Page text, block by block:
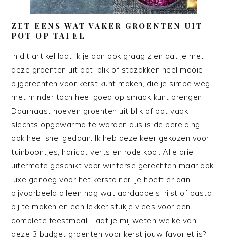
ZET EENS WAT VAKER GROENTEN UIT
POT OP TAFEL
In dit artikel laat ik je dan ook graag zien dat je met
deze groenten uit pot, blik of stazakken heel mooie
bijgerechten voor kerst kunt maken, die je simpelweg
met minder toch heel goed op smaak kunt brengen.
Daarnaast hoeven groenten uit blik of pot vaak
slechts opgewarmd te worden dus is de bereiding
ook heel snel gedaan. Ik heb deze keer gekozen voor
tuinboontjes, haricot verts en rode kool. Alle drie
uitermate geschikt voor winterse gerechten maar ook
luxe genoeg voor het kerstdiner. Je hoeft er dan
bijvoorbeeld alleen nog wat aardappels, rijst of pasta
bij te maken en een lekker stukje vlees voor een
complete feestmaal! Laat je mij weten welke van
deze 3 budget groenten voor kerst jouw favoriet is?